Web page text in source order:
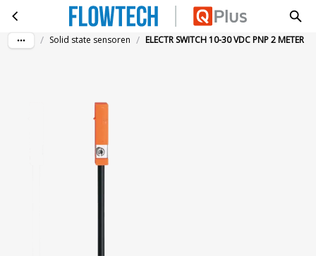
Ga naar hoofdinhoud
ELECTR SWITCH 10-30 VDC PNP 2 METER
/ Solid state sensoren / ELECTR SWITCH 10-30 VDC PNP 2 METER